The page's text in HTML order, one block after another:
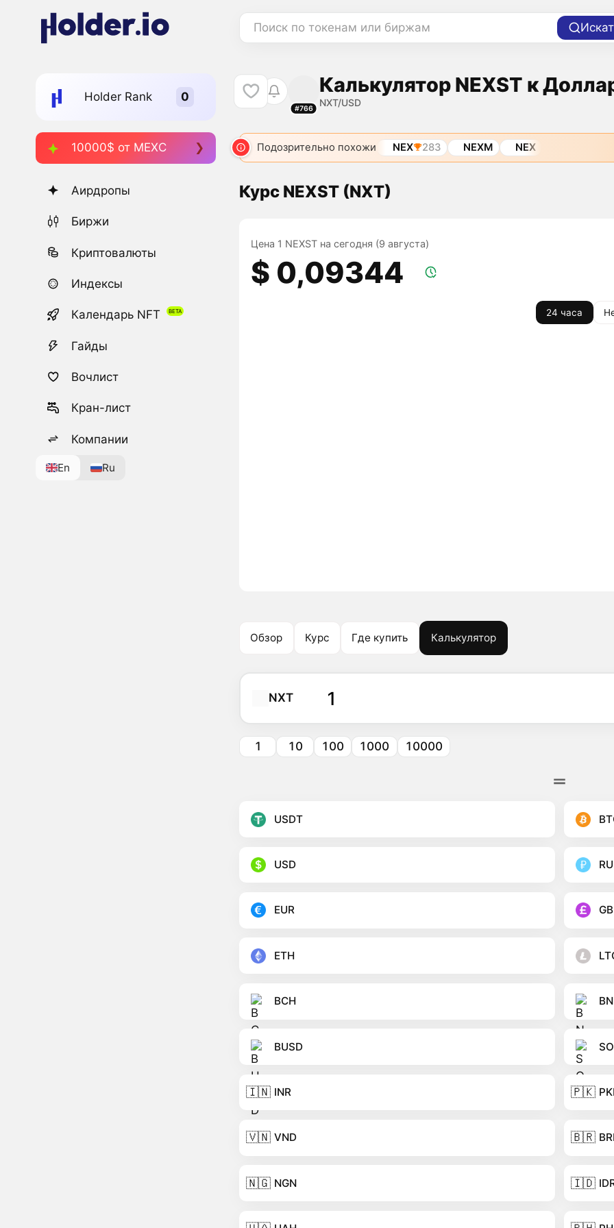
Поиск по токенам или биржам
Holder Rank
10000$ от MEXC
Аирдропы
Биржи
Криптовалюты
Индексы
Календарь NFT
Гайды
Вочлист
Кран-лист
Компании
En Ru
#766
Калькулятор NEXST к
NXT/USD
Подозрительно похожи NEX 283 NEXM NEX
Курс NEXST (NXT)
Цена 1 NEXST на сегодня (9 августа)
$ 0,09344
24 часа
Обзор Курс Где купить Калькулятор
NXT
1 10 100 1000 10000
USDT
USD
EUR
ETH
BCH
BUSD
🇮🇳 INR 🇵🇰
🇻🇳 VND 🇧🇷
🇳🇬 NGN 🇮🇩